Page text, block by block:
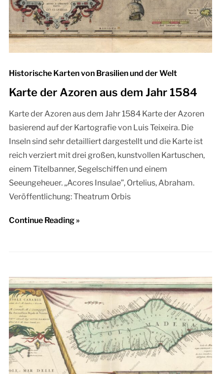
Historische Karten von Brasilien und der Welt
Karte der Azoren aus dem Jahr 1584
Karte der Azoren aus dem Jahr 1584 Karte der Azoren
basierend auf der Kartografie von Luis Teixeira. Die
Inseln sind sehr detailliert dargestellt und die Karte ist
reich verziert mit drei großen, kunstvollen Kartuschen,
einem Titelbanner, Segelschiffen und einem
Seeungeheuer. „Acores Insulae”, Ortelius, Abraham.
Veröffentlichung: Theatrum Orbis
Continue Reading »